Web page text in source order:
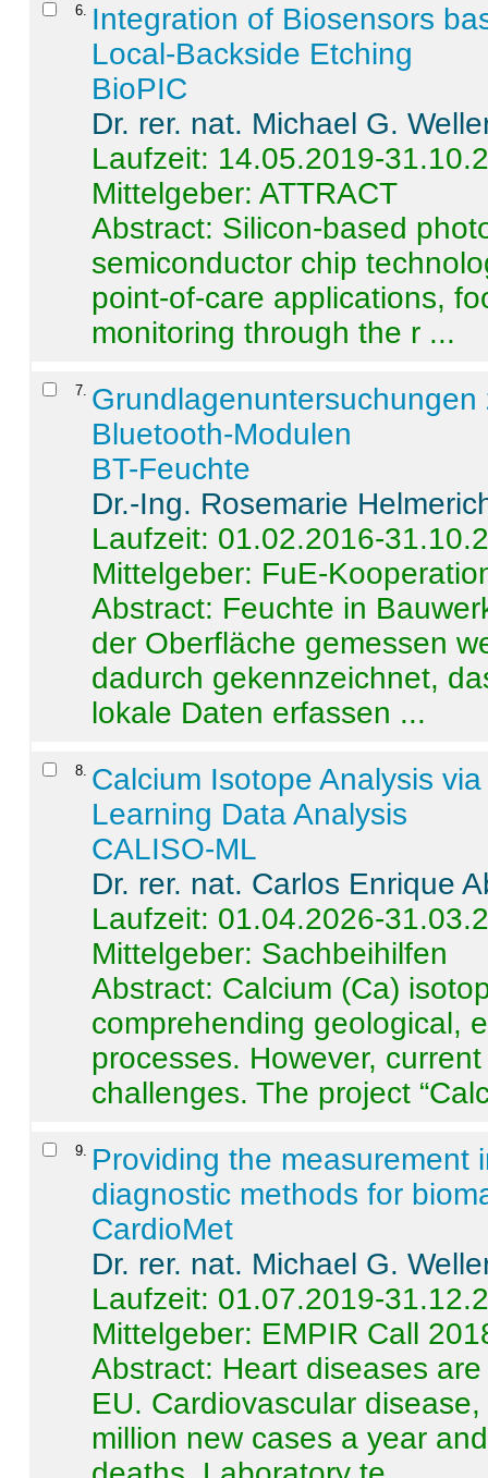
6
Integration of Biosensors
Local-Backside Etching
BioPIC
Dr. rer. nat. Michael G.
Laufzeit: 14.05.2019-
Mittelgeber: ATTRACT
Abstract: Silicon-based
semiconductor chip
point-of-care applications,
monitoring through the r ...
7
Bluetooth-Modulen
BT-Feuchte
Dr.-Ing. Rosemarie
Laufzeit: 01.02.2016-
Mittelgeber: FuE-
Abstract: Feuchte in
der Oberfläche gemessen
dadurch gekennzeichnet,
lokale Daten erfassen ...
8 Calcium Isotope Analysis
Learning Data Analysis
CALISO-ML
Dr. rer. nat. Carlos Enrique
Laufzeit: 01.04.2026-
Mittelgeber: Sachbeihilfen
Abstract: Calcium (Ca)
comprehending geological,
processes. However,
challenges. The project
9
Providing the measurement
diagnostic methods for
CardioMet
Dr. rer. nat. Michael G.
Laufzeit: 01.07.2019-
Mittelgeber: EMPIR Call
Abstract: Heart diseases
EU. Cardiovascular
million new cases a year